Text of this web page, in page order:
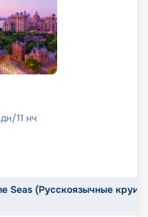
дн/11 нч
Seas (Русскоязычные